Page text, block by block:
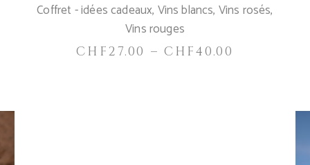
page
du
produit
Coffret - idées cadeaux, Vins blancs, Vins rosés,
Vins rouges
CHF27.00 –CHF40.00